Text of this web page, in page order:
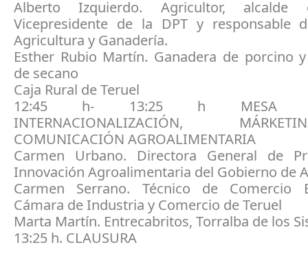
Alberto Izquierdo. Agricultor, alcalde
Vicepresidente de la DPT y responsable
Agricultura y Ganadería.
Esther Rubio Martín. Ganadera de porcino
de secano
Caja Rural de Teruel
12:45 h- 13:25 h MESA
INTERNACIONALIZACIÓN,
COMUNICACIÓN AGROALIMENTARIA
Carmen Urbano. Directora General de
Innovación Agroalimentaria del Gobierno de
Carmen Serrano. Técnico de Comercio
Cámara de Industria y Comercio de Teruel
Marta Martín. Entrecabritos, Torralba de los
13:25 h. CLAUSURA